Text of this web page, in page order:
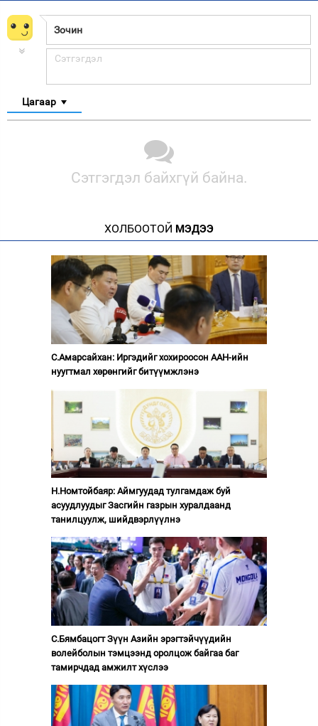
Цагаар
Сэтгэгдэл байхгүй байна.
ХОЛБООТОЙ МЭДЭЭ
С.Амарсайхан: Иргэдийг хохироосон ААН-ийн
нуугтмал хөрөнгийг битүүмжлэнэ
Н.Номтойбаяр: Аймгуудад тулгамдаж буй
асуудлуудыг Засгийн газрын хуралдаанд
танилцуулж, шийдвэрлүүлнэ
С.Бямбацогт Зүүн Азийн эрэгтэйчүүдийн
волейболын тэмцээнд оролцож байгаа баг
тамирчдад амжилт хүслээ